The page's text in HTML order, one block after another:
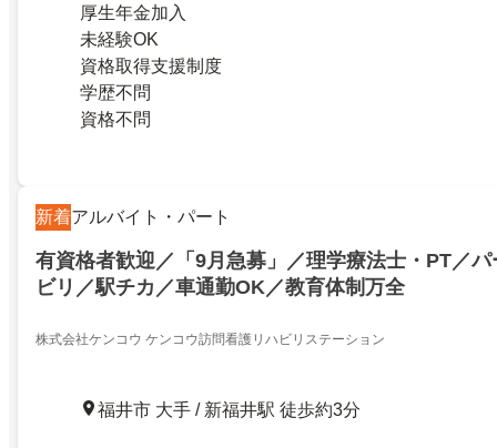
厚生年金加入
未経験OK
資格取得支援制度
学歴不問
資格不問
新着アルバイト・パート
有資格者歓迎／「9月急募」／理学療法士・PT／
ビリ／駅チカ／車通勤OK／教育体制万全
株式会社ケンコウ ケンコウ訪問看護リハビリステーション
福井市 大手 / 新福井駅 徒歩約3分